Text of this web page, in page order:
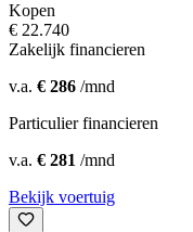
Kopen
€ 22.740
Zakelijk financieren
v.a. € 286 /mnd
Particulier financieren
v.a. € 281 /mnd
Bekijk voertuig